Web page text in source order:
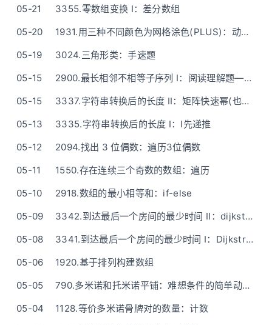
05-21
3355.零数组变换 I：差分数组
05-20
1931.用三种不同颜色为网格涂色(PLUS)：动态规划/矩阵快速幂 - n=10^18也能做
05-19
3024.三角形类：手速题
05-15
2900.最长相邻不相等子序列 I：阅读理解题——O(n)一次遍历(贪心)
05-15
3337.字符串转换后的长度 II：矩阵快速幂(也没有想象中的那么高级啦)
05-13
3335.字符串转换后的长度 I：I先递推
05-12
2094.找出 3 位偶数：遍历3位偶数
05-11
1550.存在连续三个奇数的数组：遍历
05-10
2918.数组的最小相等和：if-else
05-09
3342.到达最后一个房间的最少时间 II：dijkstra算法(和I一样)
05-08
3341.到达最后一个房间的最少时间 I：Dijkstra算法（类似深搜）-简短清晰的话描述
05-06
1920.基于排列构建数组
05-05
790.多米诺和托米诺平铺：难想条件的简单动态规划
05-04
1128.等价多米诺骨牌对的数量：计数